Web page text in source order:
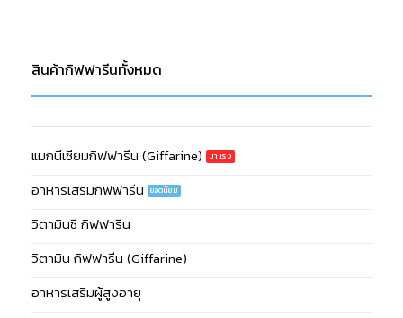
สินค้ากิฟฟารีนทั้งหมด
แมกนีเซียมกิฟฟารีน (Giffarine)
อาหารเสริมกิฟฟารีน
วิตามินซี กิฟฟารีน
วิตามิน กิฟฟารีน (Giffarine)
อาหารเสริมผู้สูงอายุ